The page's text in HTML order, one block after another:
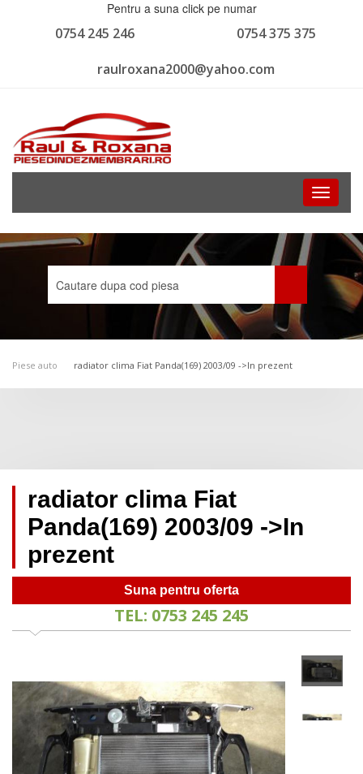
Pentru a suna click pe numar
0754 375 375
0754 245 246
raulroxana2000@yahoo.com
Toggle
Piese auto radiator clima Fiat Panda(169) 2003/09 ->In prezent
radiator clima Fiat
Panda(169) 2003/09 ->In
prezent
Suna pentru oferta
TEL: 0753 245 245